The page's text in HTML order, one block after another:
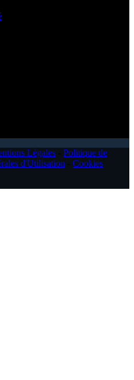
Légales
Politique de
d'Utilisation
Cookies